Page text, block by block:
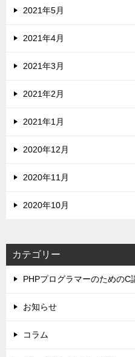
2021年5月
2021年4月
2021年3月
2021年2月
2021年1月
2020年12月
2020年11月
2020年10月
カテゴリー
PHPプログラマーのためのC
お知らせ
コラム